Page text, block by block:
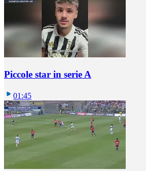
Piccole star in serie A
01:45